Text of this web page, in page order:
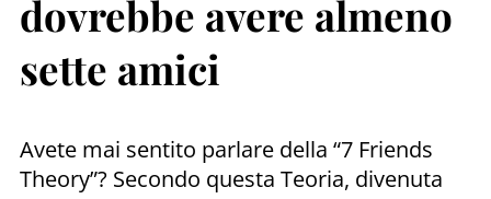
dovrebbe avere almeno
sette amici
Avete mai sentito parlare della “7 Friends
Theory”? Secondo questa Teoria, divenuta